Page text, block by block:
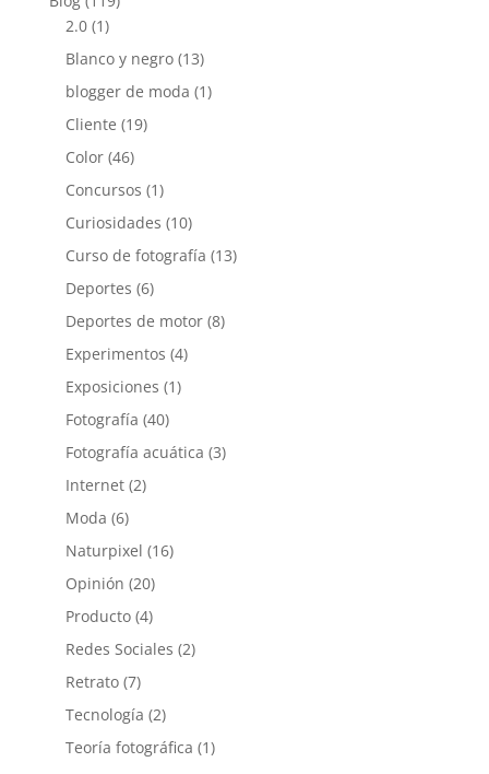
2.0(1)
Blanco y negro(13)
blogger de moda (1)
Cliente (19)
Color(46)
Concursos (1)
Curiosidades (10)
Curso de fotografía (13)
Deportes (6)
Deportes de motor(8)
Experimentos (4)
Exposiciones (1)
Fotografía (40)
Fotografía acuática (3)
Internet(2)
Moda (6)
Naturpixel (16)
Opinión (20)
Producto(4)
Redes Sociales (2)
Retrato(7)
Tecnología (2)
Teoría fotográfica (1)